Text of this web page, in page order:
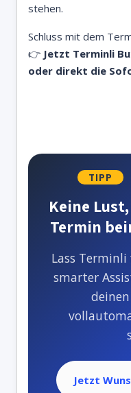
stehen.
Schluss mit dem
👉 Jetzt Terminli
oder direkt die
TIPP
Keine
Termin
Lass
smarter
Jetzt